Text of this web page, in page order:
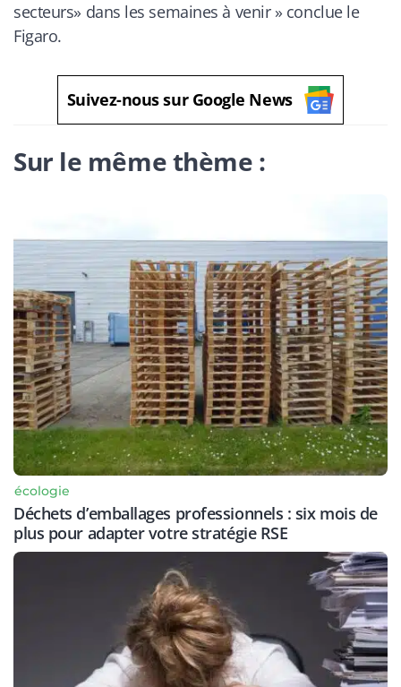
secteurs» dans les semaines à venir» conclue le
Figaro.
Suivez-nous sur Google News
Sur le même thème :
écologie
Déchets d’emballages professionnels : six mois de
plus pour adapter votre stratégie RSE